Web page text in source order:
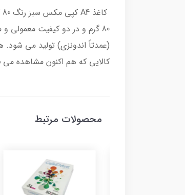
80 گرم و در دو کیفیت
کالایی که هم اکنون مشاهده می فرمایید کاغذ آ4 کپی مکس
محصولات مرتبط